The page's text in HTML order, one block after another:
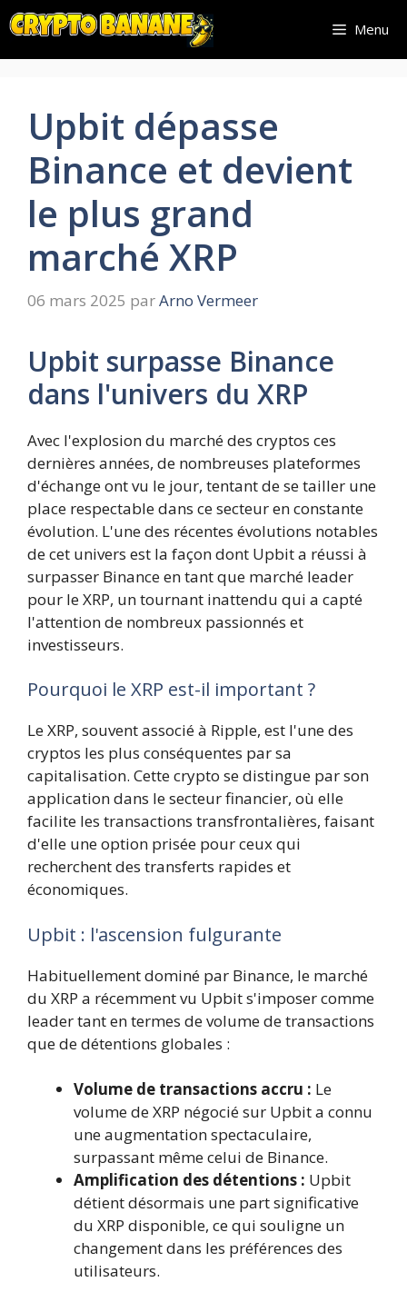
Aller
au
contenu
Menu
Upbit dépasse
Binance et devient
le plus grand
marché XRP
06 mars 2025 parArno Vermeer
Upbit surpasse Binance
dans l'univers du XRP
Avec l'explosion du marché des cryptos ces
dernières années, de nombreuses plateformes
d'échange ont vu le jour, tentant de se tailler une
place respectable dans ce secteur en constante
évolution. L'une des récentes évolutions notables
de cet univers est la façon dont Upbit a réussi à
surpasser Binance en tant que marché leader
pour le XRP, un tournant inattendu qui a capté
l'attention de nombreux passionnés et
investisseurs.
Pourquoi le XRP est-il important ?
Le XRP, souvent associé à Ripple, est l'une des
cryptos les plus conséquentes par sa
capitalisation. Cette crypto se distingue par son
application dans le secteur financier, où elle
facilite les transactions transfrontalières, faisant
d'elle une option prisée pour ceux qui
recherchent des transferts rapides et
économiques.
Upbit : l'ascension fulgurante
Habituellement dominé par Binance, le marché
du XRP a récemment vu Upbit s'imposer comme
leader tant en termes de volume de transactions
que de détentions globales :
Volume de transactions accru : Le
volume de XRP négocié sur Upbit a connu
une augmentation spectaculaire,
surpassant même celui de Binance.
Amplification des détentions : Upbit
détient désormais une part significative
du XRP disponible, ce qui souligne un
changement dans les préférences des
utilisateurs.